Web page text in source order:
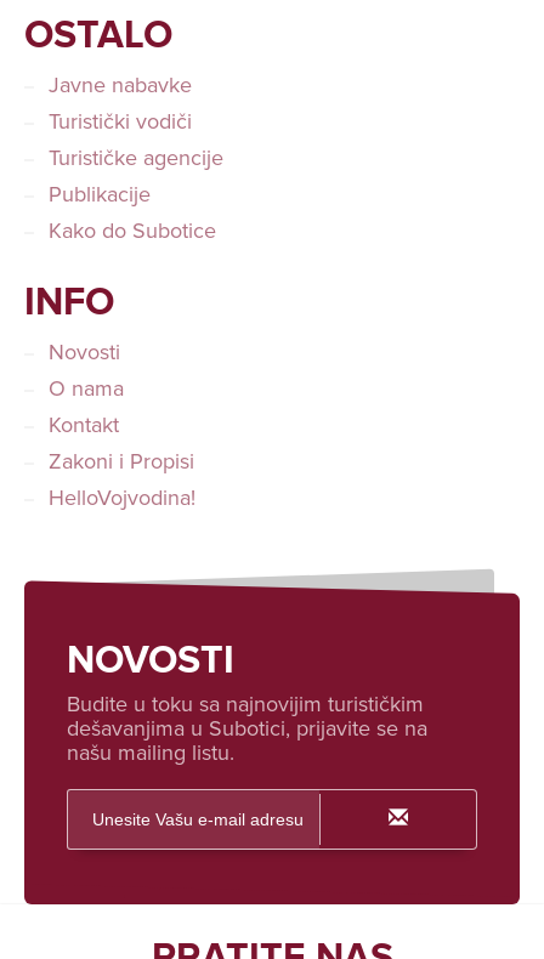
OSTALO
Javne nabavke
Turistički vodiči
Turističke agencije
Publikacije
Kako do Subotice
INFO
Novosti
O nama
Kontakt
Zakoni i Propisi
HelloVojvodina!
NOVOSTI
Budite u toku sa najnovijim turističkim
dešavanjima u Subotici, prijavite se na
našu mailing listu.